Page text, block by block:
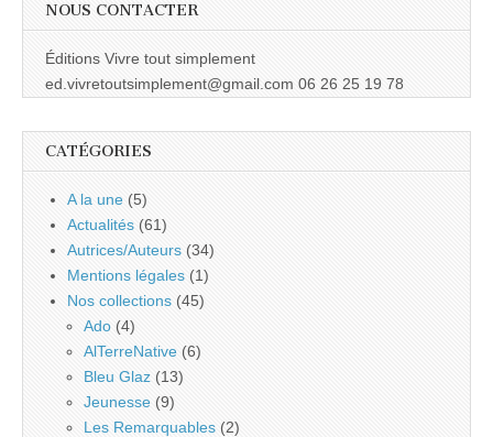
NOUS CONTACTER
Éditions Vivre tout simplement
ed.vivretoutsimplement@gmail.com 06 26 25 19 78
CATÉGORIES
A la une (5)
Actualités (61)
Autrices/Auteurs (34)
Mentions légales (1)
Nos collections (45)
Ado (4)
AlTerreNative (6)
Bleu Glaz (13)
Jeunesse (9)
Les Remarquables (2)